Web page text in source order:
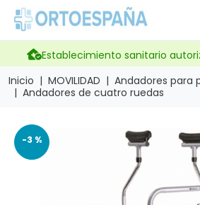
Establecimiento sanitario
Inicio
MOVILIDAD
Andadores para
Andadores de cuatro ruedas
-3 %